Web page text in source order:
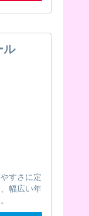
ル
すさに定
幅広い年